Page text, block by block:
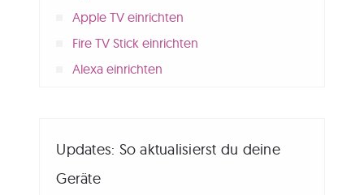
Apple TV einrichten
Fire TV Stick einrichten
Alexa einrichten
Updates: So aktualisierst du deine
Geräte